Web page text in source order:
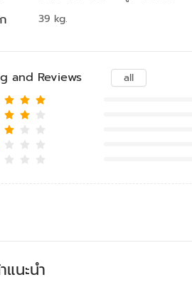
39 kg.
and Reviews
all
แนะนำ